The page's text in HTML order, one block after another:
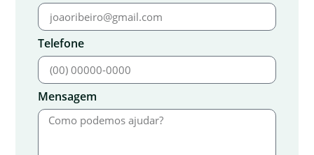
Telefone
Mensagem